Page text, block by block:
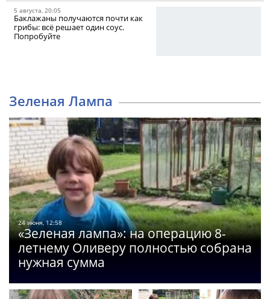
5 августа, 20:05
Баклажаны получаются почти как
грибы: всё решает один соус.
Попробуйте
Зеленая Лампа
24 июня, 12:58
«Зеленая лампа»: на операцию 8-
летнему Оливеру полностью собрана
нужная сумма